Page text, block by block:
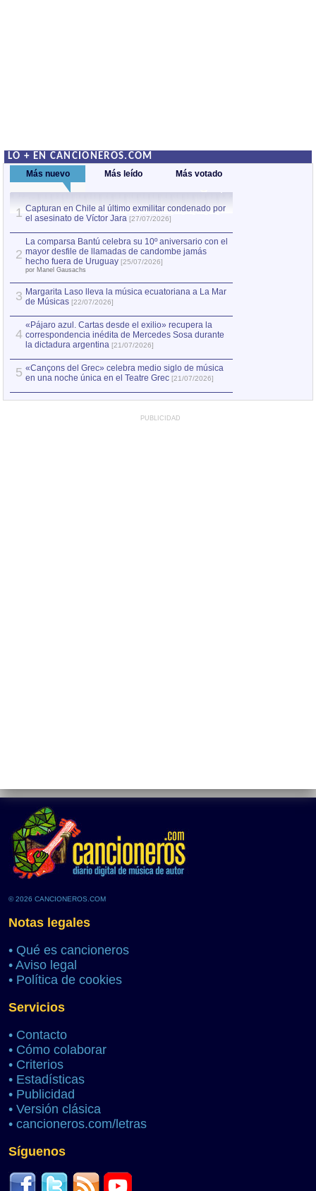
LO + EN CANCIONEROS.COM
Más nuevo Más leído Más votado
1 Capturan en Chile al último exmilitar condenado por
el asesinato de Víctor Jara [27/07/2026]
2
La comparsa Bantú celebra su 10º aniversario con el
mayor desfile de llamadas de candombe jamás
hecho fuera de Uruguay [25/07/2026]
por Manel Gausachs
3 Margarita Laso lleva la música ecuatoriana a La Mar
de Músicas [22/07/2026]
4
«Pájaro azul. Cartas desde el exilio» recupera la
correspondencia inédita de Mercedes Sosa durante
la dictadura argentina [21/07/2026]
5 «Cançons del Grec» celebra medio siglo de música
en una noche única en el Teatre Grec [21/07/2026]
PUBLICIDAD
© 2026 CANCIONEROS.COM
Notas legales
• Qué es cancioneros
• Aviso legal
• Política de cookies
Servicios
• Contacto
• Cómo colaborar
• Criterios
• Estadísticas
• Publicidad
• Versión clásica
• cancioneros.com/letras
Síguenos